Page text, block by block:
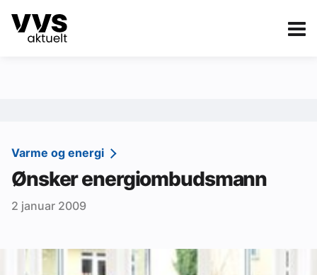
Kategorier
Sanitær
Ventilasjon
Varme og energi
Vann og avløp
Varme og energi
Ønsker energiombudsmann
2 januar 2009